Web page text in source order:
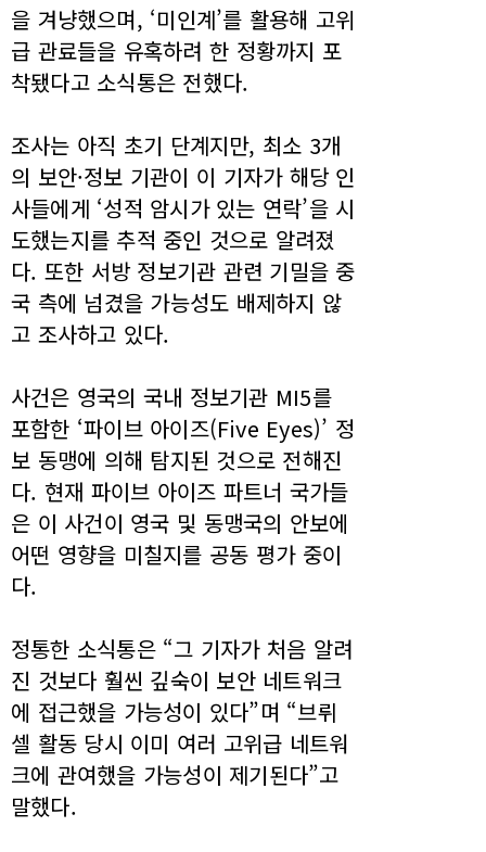
을 겨냥했으며, ‘미인계’를 활용해 고위
급 관료들을 유혹하려 한 정황까지 포
착됐다고 소식통은 전했다.
조사는 아직 초기 단계지만, 최소 3개
의 보안·정보 기관이 이 기자가 해당 인
사들에게 ‘성적 암시가 있는 연락’을 시
도했는지를 추적 중인 것으로 알려졌
다. 또한 서방 정보기관 관련 기밀을 중
국 측에 넘겼을 가능성도 배제하지 않
고 조사하고 있다.
사건은 영국의 국내 정보기관 MI5를
포함한 ‘파이브 아이즈(Five Eyes)’ 정
보 동맹에 의해 탐지된 것으로 전해진
다. 현재 파이브 아이즈 파트너 국가들
은 이 사건이 영국 및 동맹국의 안보에
어떤 영향을 미칠지를 공동 평가 중이
다.
정통한 소식통은 “그 기자가 처음 알려
진 것보다 훨씬 깊숙이 보안 네트워크
에 접근했을 가능성이 있다”며 “브뤼
셀 활동 당시 이미 여러 고위급 네트워
크에 관여했을 가능성이 제기된다”고
말했다.